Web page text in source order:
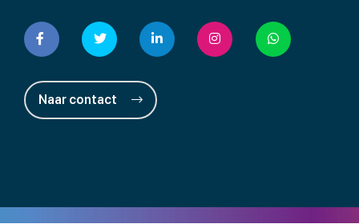
Naar contact